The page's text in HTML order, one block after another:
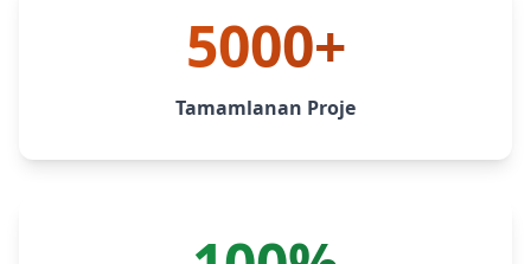
5000+
Tamamlanan Proje